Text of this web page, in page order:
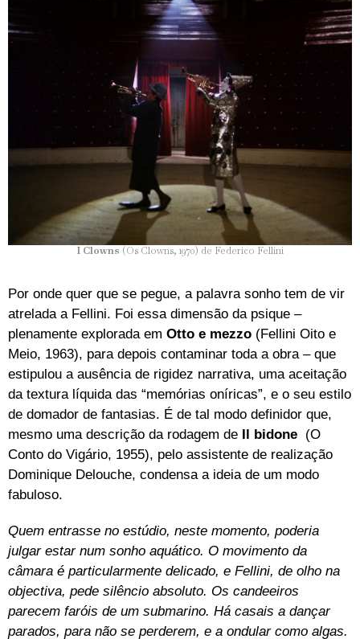
I Clowns (Os Clowns, 1970) de Federico Fellini
Por onde quer que se pegue, a palavra sonho tem de vir
atrelada a Fellini. Foi essa dimensão da psique –
plenamente explorada em Otto e mezzo (Fellini Oito e
Meio, 1963), para depois contaminar toda a obra – que
estipulou a ausência de rigidez narrativa, uma aceitação
da textura líquida das “memórias oníricas”, e o seu estilo
de domador de fantasias. É de tal modo definidor que,
mesmo uma descrição da rodagem de Il bidone (O
Conto do Vigário, 1955), pelo assistente de realização
Dominique Delouche, condensa a ideia de um modo
fabuloso.
Quem entrasse no estúdio, neste momento, poderia
julgar estar num sonho aquático. O movimento da
câmara é particularmente delicado, e Fellini, de olho na
objectiva, pede silêncio absoluto. Os candeeiros
parecem faróis de um submarino. Há casais a dançar
parados, para não se perderem, e a ondular como algas.